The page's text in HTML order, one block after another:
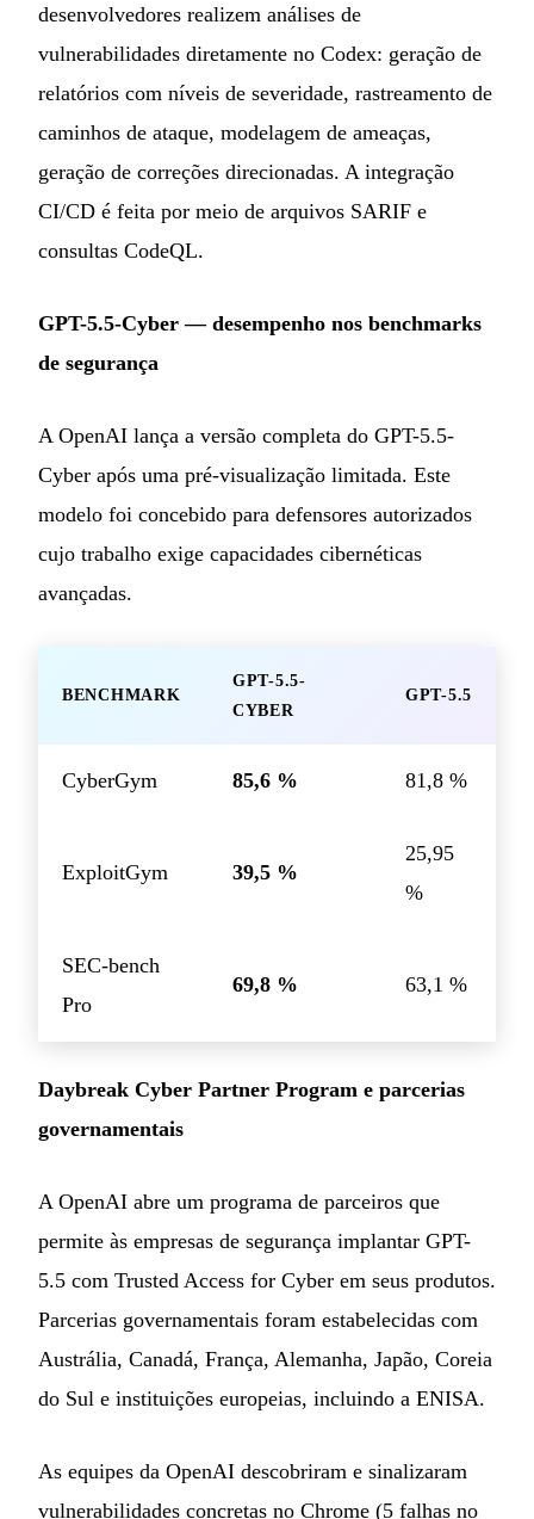
desenvolvedores realizem análises de
vulnerabilidades diretamente no Codex: geração de
relatórios com níveis de severidade, rastreamento de
caminhos de ataque, modelagem de ameaças,
geração de correções direcionadas. A integração
CI/CD é feita por meio de arquivos SARIF e
consultas CodeQL.
GPT-5.5-Cyber — desempenho nos benchmarks
de segurança
A OpenAI lança a versão completa do GPT-5.5-
Cyber após uma pré-visualização limitada. Este
modelo foi concebido para defensores autorizados
cujo trabalho exige capacidades cibernéticas
avançadas.
BENCHMARK
GPT-5.5-
CYBER
GPT-5.5
CyberGym 85,6 % 81,8 %
ExploitGym 39,5 %
25,95
%
SEC-bench
Pro
69,8 % 63,1 %
Daybreak Cyber Partner Program e parcerias
governamentais
A OpenAI abre um programa de parceiros que
permite às empresas de segurança implantar GPT-
5.5 com Trusted Access for Cyber em seus produtos.
Parcerias governamentais foram estabelecidas com
Austrália, Canadá, França, Alemanha, Japão, Coreia
do Sul e instituições europeias, incluindo a ENISA.
As equipes da OpenAI descobriram e sinalizaram
vulnerabilidades concretas no Chrome (5 falhas no